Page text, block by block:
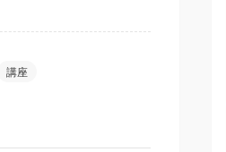
講座